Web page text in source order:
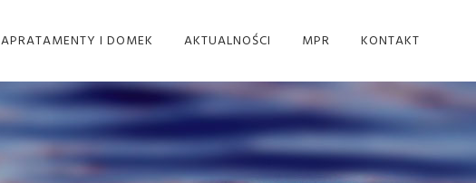
APRATAMENTY I DOMEK AKTUALNOŚCI MPR KONTAKT